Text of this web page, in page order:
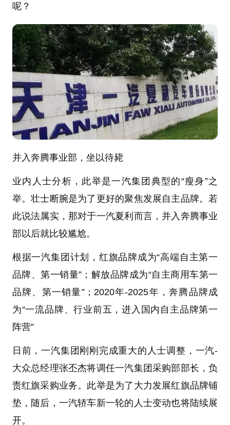
呢？
并入奔腾事业部，坐以待毙
业内人士分析，此举是一汽集团典型的“瘦身”之
举。壮士断腕是为了更好的聚焦发展自主品牌。若
此说法属实，那对于一汽夏利而言，并入奔腾事业
部以后就比较尴尬。
根据一汽集团计划，红旗品牌成为“高端自主第一
品牌、第一销量”；解放品牌成为“自主商用车第一
品牌、第一销量”；2020年-2025年，奔腾品牌成
为“一流品牌、行业前五，进入国内自主品牌第一
阵营”
日前，一汽集团刚刚完成重大的人士调整，一汽-
大众总经理张丕杰将调任一汽集团采购部部长，负
责红旗采购业务。此举是为了大力发展红旗品牌铺
垫，随后，一汽轿车新一轮的人士变动也将陆续展
开。